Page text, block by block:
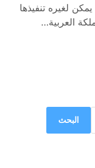
لغيره تنفيذها
العربية…
البحث